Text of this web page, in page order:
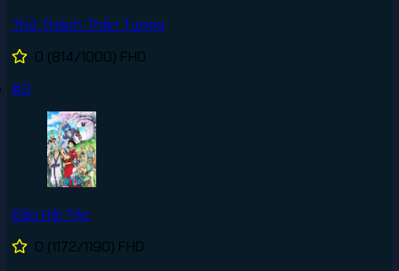
Thử Thách Thần Tượng
0 (814/1000) FHD
#3
Đảo Hải Tặc
0 (1172/1190) FHD